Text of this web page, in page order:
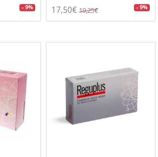
- 9% 17,50€ 19,25€ - 9%